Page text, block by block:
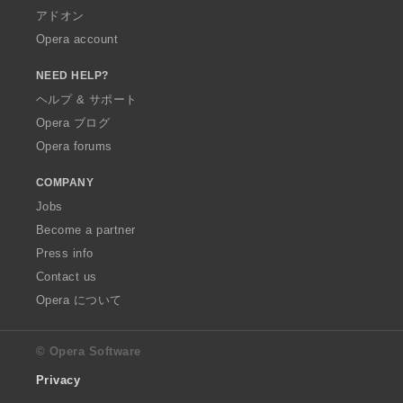
アドオン
Opera account
NEED HELP?
ヘルプ & サポート
Opera ブログ
Opera forums
COMPANY
Jobs
Become a partner
Press info
Contact us
Opera について
© Opera Software
Privacy